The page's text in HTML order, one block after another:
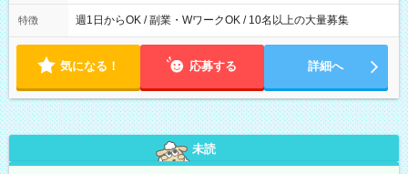
特徴 週1日からOK / 副業・WワークOK / 10名以上の大量募集
気になる！ 応募する 詳細へ
未読